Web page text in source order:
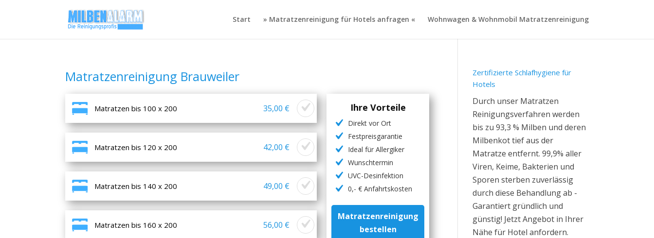
Start » Matratzenreinigung für Hotels anfragen « Wohnwagen & Wohnmobil Matratzenreinigung
Matratzenreinigung Brauweiler
Matratzen bis 100 x 200 35,00 €
Matratzen bis 120 x 200 42,00 €
Matratzen bis 140 x 200 49,00 €
Matratzen bis 160 x 200 56,00 €
Ihre Vorteile
Direkt vor Ort
Festpreisgarantie
Ideal für Allergiker
Wunschtermin
UVC-Desinfektion
0,- € Anfahrtskosten
Matratzenreinigung
bestellen
Zertifizierte Schlafhygiene für
Hotels
Durch unser Matratzen
Reinigungsverfahren werden
bis zu 93,3 % Milben und deren
Milbenkot tief aus der
Matratze entfernt. 99,9% aller
Viren, Keime, Bakterien und
Sporen sterben zuverlässig
durch diese Behandlung ab -
Garantiert gründlich und
günstig! Jetzt Angebot in Ihrer
Nähe für Hotel anfordern.